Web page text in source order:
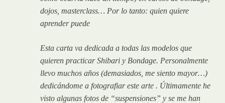
dojos, masterclass… Por lo tanto: quien quiere
aprender puede
Esta carta va dedicada a todas las modelos que
quieren practicar Shibari y Bondage. Personalmente
llevo muchos años (demasiados, me siento mayor…)
dedicándome a fotografiar este arte . Últimamente he
visto algunas fotos de “suspensiones” y se me han